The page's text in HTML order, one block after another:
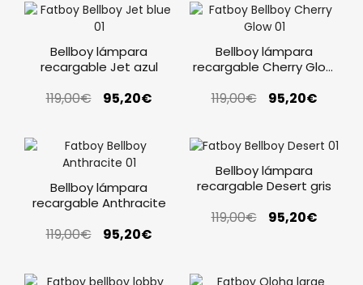
Bellboy lámpara
recargable Jet azul
119,00€ 95,20€
Bellboy lámpara
recargable Cherry Glow
119,00€ 95,20€
Bellboy lámpara
recargable Anthracite
119,00€ 95,20€
Bellboy lámpara
recargable Desert gris
119,00€ 95,20€